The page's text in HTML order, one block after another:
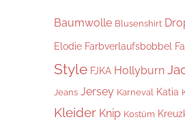
Baumwolle Blusenshirt
Elodie Farbverlaufsbobbel
Style FJKA Hollyburn
Jeans Jersey Karneval Katia
Kleider Knip Kostüm